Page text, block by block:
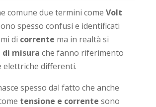
comune due termini come Volt
spesso confusi e identificati
di corrente ma in realtà si
misura che fanno riferimento
elettriche differenti.
spesso dal fatto che anche
tensione e corrente sono